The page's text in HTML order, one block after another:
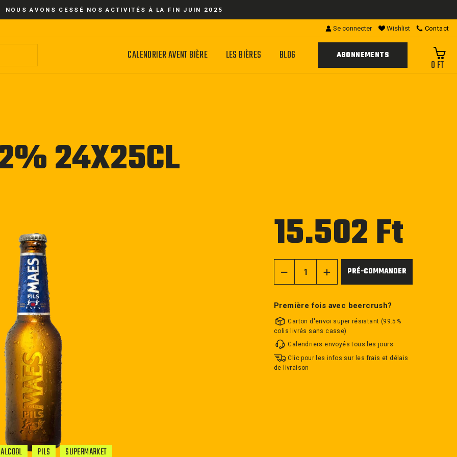
NOUS AVONS CESSÉ NOS ACTIVITÉS À LA FIN JUIN 2025
Se connecter Wishlist Contact
CALENDRIER AVENT BIÈRE LES BIÈRES BLOG ABONNEMENTS
0 FT
24X25CL
PILS SUPERMARKET
15.502 Ft
PRÉ-COMMANDER
Première fois avec beercrush?
Carton d'envoi super résistant (99.5%
colis livrés sans casse)
Calendriers envoyés tous les jours
Clic pour les infos sur les frais et délais
de livraison